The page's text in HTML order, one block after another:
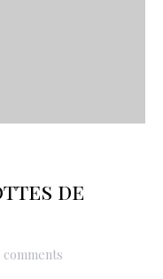
de
comments